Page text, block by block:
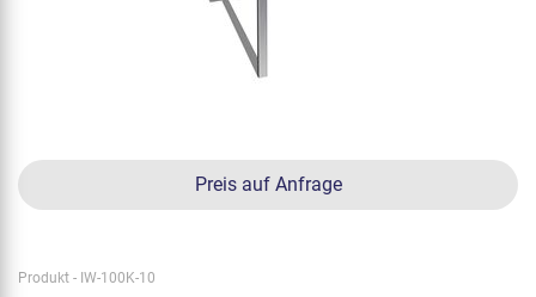
Preis auf Anfrage
Produkt - IW-100K-10